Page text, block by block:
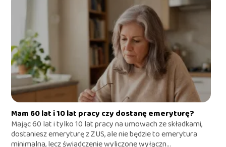
Mam 60 lat i 10 lat pracy czy dostanę emeryturę?
Mając 60 lat i tylko 10 lat pracy na umowach ze składkami,
dostaniesz emeryturę z ZUS, ale nie będzie to emerytura
minimalna, lecz świadczenie wyliczone wyłączn...